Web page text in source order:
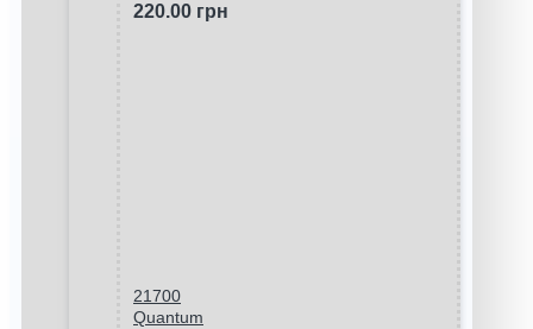
220.00 грн
21700
Quantum